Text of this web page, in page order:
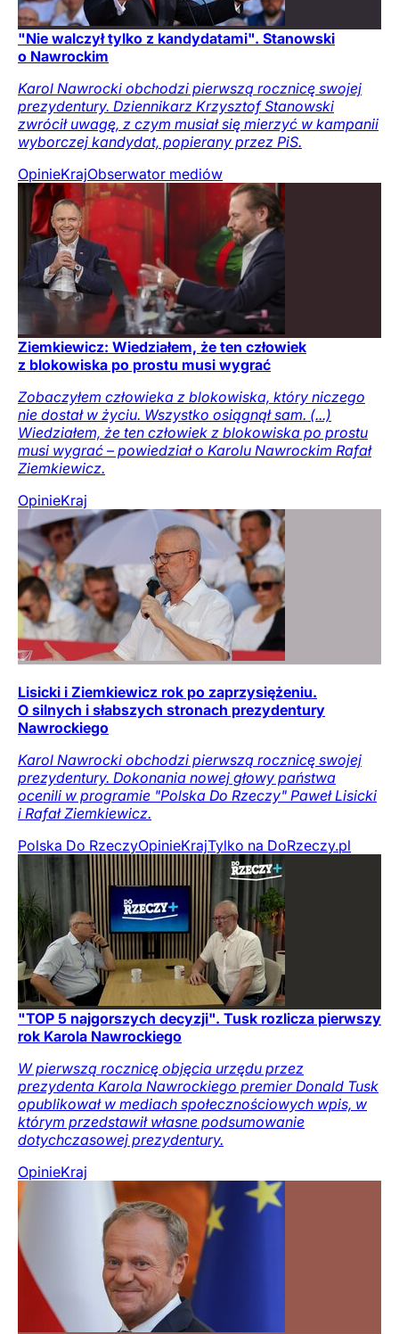
"Nie walczył tylko z kandydatami". Stanowski
o Nawrockim
Karol Nawrocki obchodzi pierwszą rocznicę swojej
prezydentury. Dziennikarz Krzysztof Stanowski
zwrócił uwagę, z czym musiał się mierzyć w kampanii
wyborczej kandydat, popierany przez PiS.
OpinieKrajObserwator mediów
Ziemkiewicz: Wiedziałem, że ten człowiek
z blokowiska po prostu musi wygrać
Zobaczyłem człowieka z blokowiska, który niczego
nie dostał w życiu. Wszystko osiągnął sam. (...)
Wiedziałem, że ten człowiek z blokowiska po prostu
musi wygrać – powiedział o Karolu Nawrockim Rafał
Ziemkiewicz.
OpinieKraj
Lisicki i Ziemkiewicz rok po zaprzysiężeniu.
O silnych i słabszych stronach prezydentury
Nawrockiego
Karol Nawrocki obchodzi pierwszą rocznicę swojej
prezydentury. Dokonania nowej głowy państwa
ocenili w programie "Polska Do Rzeczy" Paweł Lisicki
i Rafał Ziemkiewicz.
Polska Do RzeczyOpinieKrajTylko na DoRzeczy.pl
"TOP 5 najgorszych decyzji". Tusk rozlicza pierwszy
rok Karola Nawrockiego
W pierwszą rocznicę objęcia urzędu przez
prezydenta Karola Nawrockiego premier Donald Tusk
opublikował w mediach społecznościowych wpis, w
którym przedstawił własne podsumowanie
dotychczasowej prezydentury.
OpinieKraj